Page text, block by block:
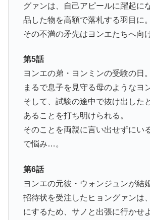
グァンは、自己アピールに躍起に
品した物を高額で落札する羽目に。
その不満の矛先はヨンエたちへ向
第5話
ヨンエの弟・ヨンミンの受験の日。
まるで息子を見守る母のようなヨ
そして、試験の途中で抜け出した
あることを打ち明けられる。
そのことを両親に言い出せずにい
で悩み…。
第6話
ヨンエの元彼・ウォンジュンが結
招待状を受注したヒョングァンは
にするため、サノと出張に行かせ